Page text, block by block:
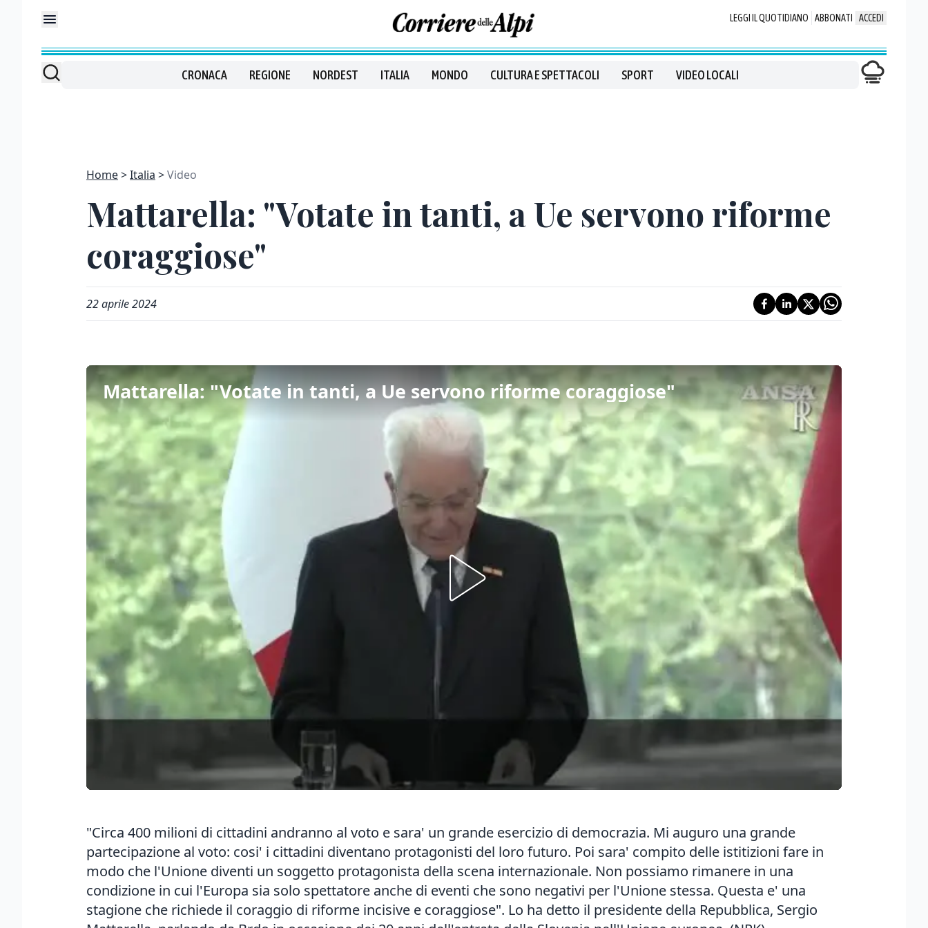
LEGGI IL QUOTIDIANO ABBONATI ACCEDI
CRONACA REGIONE NORDEST ITALIA MONDO CULTURA E SPETTACOLI SPORT VIDEO LOCALI
Home Italia Video
Mattarella: "Votate in tanti, a Ue servono riforme
coraggiose"
22 aprile 2024
Mattarella: "Votate in tanti, a Ue servono riforme coraggiose"
"Circa 400 milioni di cittadini andranno al voto e sara' un grande esercizio di democrazia. Mi auguro una grande
partecipazione al voto: cosi' i cittadini diventano protagonisti del loro futuro. Poi sara' compito delle istitizioni fare in
modo che l'Unione diventi un soggetto protagonista della scena internazionale. Non possiamo rimanere in una
condizione in cui l'Europa sia solo spettatore anche di eventi che sono negativi per l'Unione stessa. Questa e' una
stagione che richiede il coraggio di riforme incisive e coraggiose". Lo ha detto il presidente della Repubblica, Sergio